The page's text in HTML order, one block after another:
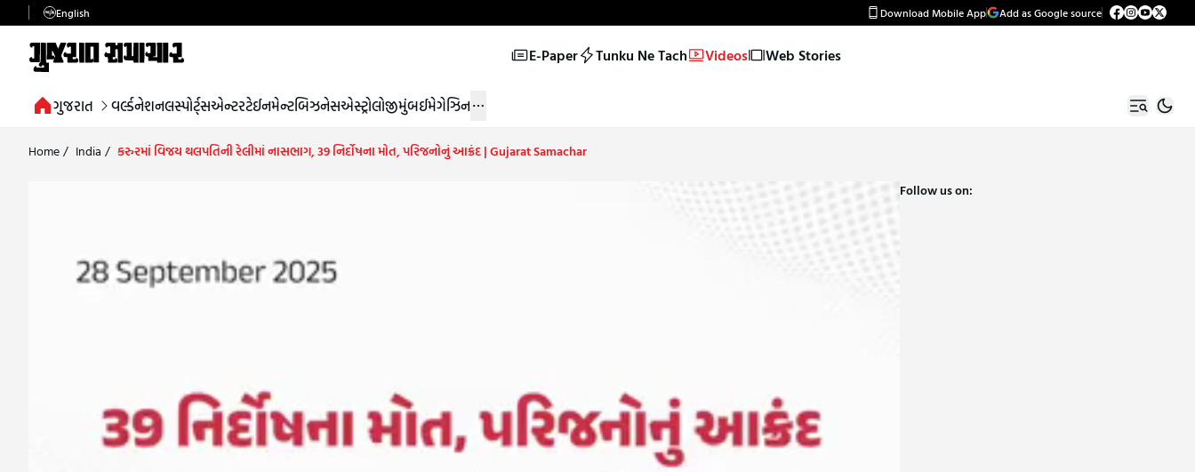
English Download Mobile App Add as Google source
E-Paper Tunku Ne Tach Videos Web Stories
ગુજરાત વર્લ્ડનેશનલસ્પોર્ટ્સએન્ટરટેઈનમેન્ટબિઝનેસએસ્ટ્રોલોજીમુંબઈમેગેઝિન
Home/ India / કરુરમાં વિજય થલપતિની રેલીમાં નાસભાગ, 39 નિર્દોષના મોત, પરિજનોનું આક્રંદ | Gujarat Samachar
Follow us on: